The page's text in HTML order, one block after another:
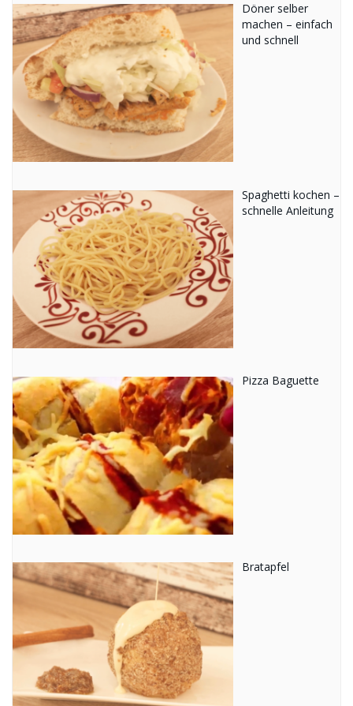
Döner selber
machen – einfach
und schnell
Spaghetti kochen –
schnelle Anleitung
Pizza Baguette
Bratapfel